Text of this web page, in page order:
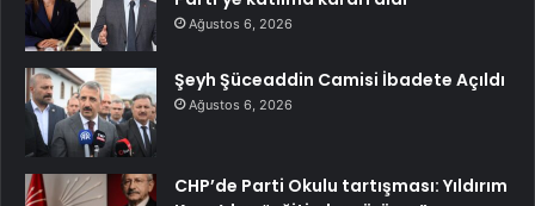
Ağustos 6, 2026
Şeyh Şüceaddin Camisi İbadete Açıldı
Ağustos 6, 2026
CHP’de Parti Okulu tartışması: Yıldırım